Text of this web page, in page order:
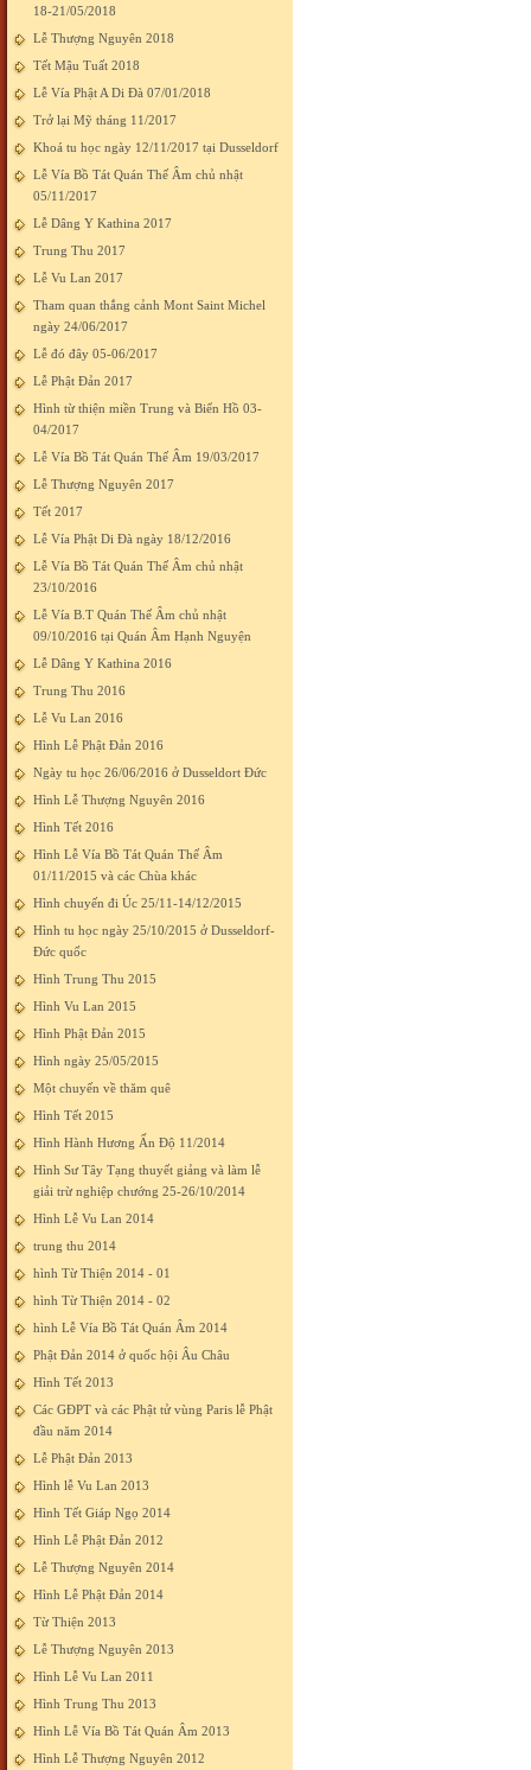
18-21/05/2018
Lễ Thượng Nguyên 2018
Tết Mậu Tuất 2018
Lễ Vía Phật A Di Đà 07/01/2018
Trở lại Mỹ tháng 11/2017
Khoá tu học ngày 12/11/2017 tại Dusseldorf
Lễ Vía Bồ Tát Quán Thế Âm chủ nhật
05/11/2017
Lễ Dâng Y Kathina 2017
Trung Thu 2017
Lễ Vu Lan 2017
Tham quan thắng cảnh Mont Saint Michel
ngày 24/06/2017
Lễ đó đây 05-06/2017
Lễ Phật Đản 2017
Hình từ thiện miền Trung và Biển Hồ 03-
04/2017
Lễ Vía Bồ Tát Quán Thế Âm 19/03/2017
Lễ Thượng Nguyên 2017
Tết 2017
Lễ Vía Phật Di Đà ngày 18/12/2016
Lễ Vía Bồ Tát Quán Thế Âm chủ nhật
23/10/2016
Lễ Vía B.T Quán Thế Âm chủ nhật
09/10/2016 tại Quán Âm Hạnh Nguyện
Lễ Dâng Y Kathina 2016
Trung Thu 2016
Lễ Vu Lan 2016
Hình Lễ Phật Đản 2016
Ngày tu học 26/06/2016 ở Dusseldort Đức
Hình Lễ Thượng Nguyên 2016
Hình Tết 2016
Hình Lễ Vía Bồ Tát Quán Thế Âm
01/11/2015 và các Chùa khác
Hình chuyến đi Úc 25/11-14/12/2015
Hình tu học ngày 25/10/2015 ở Dusseldorf-
Đức quốc
Hình Trung Thu 2015
Hình Vu Lan 2015
Hình Phật Đản 2015
Hình ngày 25/05/2015
Một chuyến về thăm quê
Hình Tết 2015
Hình Hành Hương Ấn Độ 11/2014
Hình Sư Tây Tạng thuyết giảng và làm lễ
giải trừ nghiệp chướng 25-26/10/2014
Hình Lễ Vu Lan 2014
trung thu 2014
hình Từ Thiện 2014 - 01
hình Từ Thiện 2014 - 02
hình Lễ Vía Bồ Tát Quán Âm 2014
Phật Đản 2014 ở quốc hội Âu Châu
Hình Tết 2013
Các GĐPT và các Phật tử vùng Paris lễ Phật
đầu năm 2014
Lễ Phật Đản 2013
Hình lễ Vu Lan 2013
Hình Tết Giáp Ngọ 2014
Hình Lễ Phật Đản 2012
Lễ Thượng Nguyên 2014
Hình Lễ Phật Đản 2014
Từ Thiện 2013
Lễ Thượng Nguyên 2013
Hình Lễ Vu Lan 2011
Hình Trung Thu 2013
Hình Lễ Vía Bồ Tát Quán Âm 2013
Hình Lễ Thượng Nguyên 2012